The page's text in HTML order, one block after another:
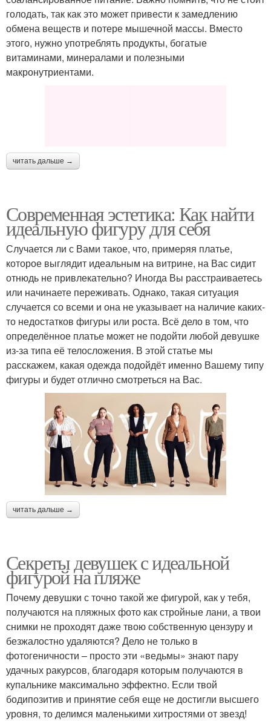
голодать, так как это может привести к замедлению
обмена веществ и потере мышечной массы. Вместо
этого, нужно употреблять продукты, богатые
витаминами, минералами и полезными
макронутриентами.
читать дальше →
Современная эстетика: Как найти
идеальную фигуру для себя
Случается ли с Вами такое, что, примеряя платье,
которое выглядит идеальным на витрине, на Вас сидит
отнюдь не привлекательно? Иногда Вы расстраиваетесь
или начинаете переживать. Однако, такая ситуация
случается со всеми и она не указывает на наличие каких-
то недостатков фигуры или роста. Всё дело в том, что
определённое платье может не подойти любой девушке
из-за типа её телосложения. В этой статье мы
расскажем, какая одежда подойдёт именно Вашему типу
фигуры и будет отлично смотреться на Вас.
читать дальше →
Секреты девушек с идеальной
фигурой на пляже
Почему девушки с точно такой же фигурой, как у тебя,
получаются на пляжных фото как стройные лани, а твои
снимки не проходят даже твою собственную цензуру и
безжалостно удаляются? Дело не только в
фотогеничности – просто эти «ведьмы» знают пару
удачных ракурсов, благодаря которым получаются в
купальнике максимально эффектно. Если твой
бодипозитив и принятие себя еще не достигли высшего
уровня, то делимся маленькими хитростями от звезд!